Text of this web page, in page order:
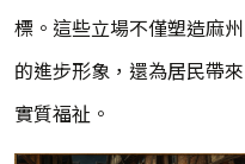
標。這些立場不僅塑造麻州
的進步形象，還為居民帶來
實質福祉。